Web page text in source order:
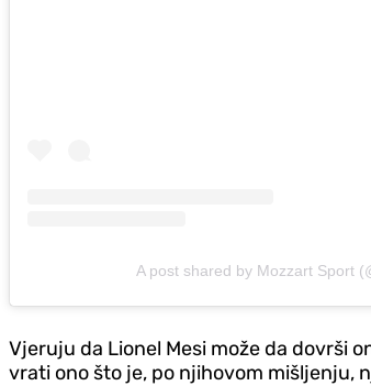
A post shared by Mozzart Sport
Vjeruju da Lionel Mesi može da dovrši
vrati ono što je, po njihovom mišljenju,